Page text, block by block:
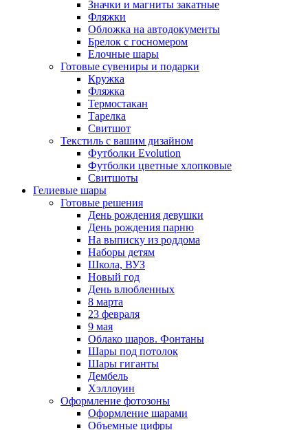
Значки и магниты закатные
Фляжки
Обложка на автодокументы
Брелок с госномером
Елочные шары
Готовые сувениры и подарки
Кружка
Фляжка
Термостакан
Тарелка
Свитшот
Текстиль с вашим дизайном
Футболки Evolution
Футболки цветные хлопковые
Свитшоты
Гелиевые шары
Готовые решения
День рождения девушки
День рождения парню
На выписку из роддома
Наборы детям
Школа, ВУЗ
Новый год
День влюбленных
8 марта
23 февраля
9 мая
Облако шаров. Фонтаны
Шары под потолок
Шары гиганты
Дембель
Хэллоуин
Оформление фотозоны
Оформление шарами
Объемные цифры